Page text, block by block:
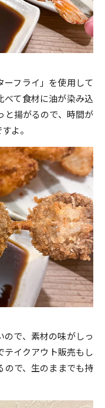
ーフライ」を使用して
べて食材に油が染み込
と揚がるので、時間が
よ。
ので、素材の味がしっ
テイクアウト販売もし
ので、生のままでも持